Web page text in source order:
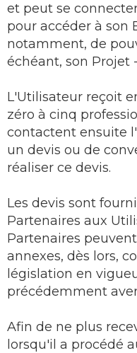
et peut se
pour accéder à son
notamment, de
échéant, son Projet
L'Utilisateur reçoit
zéro à cinq
contactent ensuite
un devis ou de
réaliser ce devis.
Les devis sont
Partenaires aux
Partenaires
annexes, dès lors,
législation en
précédemment
Afin de ne plus
lorsqu'il a procédé